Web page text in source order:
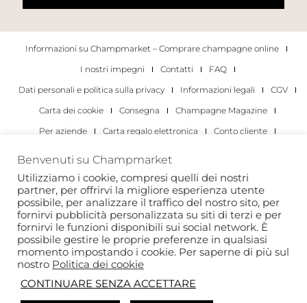
Informazioni su Champmarket – Comprare champagne online
I nostri impegni
Contatti
FAQ
Dati personali e politica sulla privacy
Informazioni legali
CGV
Carta dei cookie
Consegna
Champagne Magazine
Per aziende
Carta regalo elettronica
Conto cliente
Per gli individui
Per le aziende
Copyright 2022 © tutti i diritti riservati. Champmarket.
Benvenuti su Champmarket
Utilizziamo i cookie, compresi quelli dei nostri
partner, per offrirvi la migliore esperienza utente
possibile, per analizzare il traffico del nostro sito, per
fornirvi pubblicità personalizzata su siti di terzi e per
fornirvi le funzioni disponibili sui social network. È
possibile gestire le proprie preferenze in qualsiasi
momento impostando i cookie. Per saperne di più sul
nostro Politica dei cookie
CONTINUARE SENZA ACCETTARE